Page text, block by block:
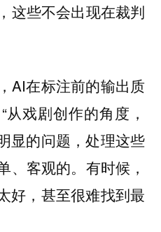
这些不会出现在裁判
AI在标注前的输出质
戏剧创作的角度，
显的问题，处理这些
、客观的。有时候，
好，甚至很难找到最